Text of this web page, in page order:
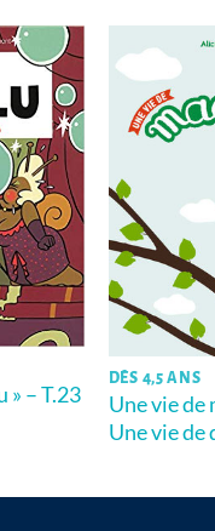
» – T.23
DÈS 4,5 ANS
Une vie de
Une vie de